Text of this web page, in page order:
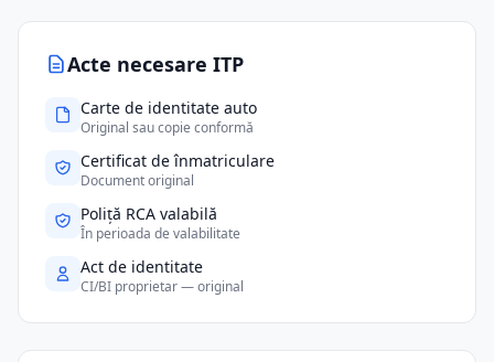
Acte necesare ITP
Carte de identitate auto
Original sau copie conformă
Certificat de înmatriculare
Document original
Poliță RCA valabilă
În perioada de valabilitate
Act de identitate
CI/BI proprietar — original